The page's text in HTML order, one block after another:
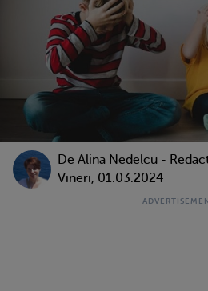
De Alina Nedelcu -
Vineri, 01.03.2024